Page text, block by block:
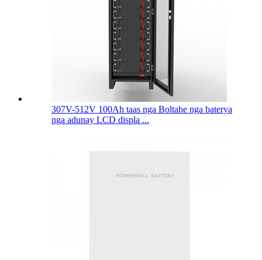
307V-512V 100Ah taas nga Boltahe nga baterya
nga adunay LCD displa ...